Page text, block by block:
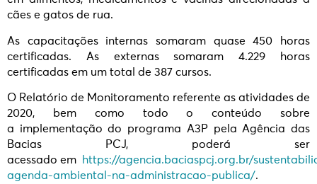
cães e gatos de rua.
As capacitações internas somaram quase 450 horas
certificadas. As externas somaram 4.229 horas
certificadas em um total de 387 cursos.
O Relatório de Monitoramento referente as atividades de
2020, bem como todo o conteúdo sobre
a implementação do programa A3P pela Agência das
Bacias PCJ, poderá ser
acessado em
https://agencia.baciaspcj.org.br/
agenda-ambiental-na-administracao-publica/.